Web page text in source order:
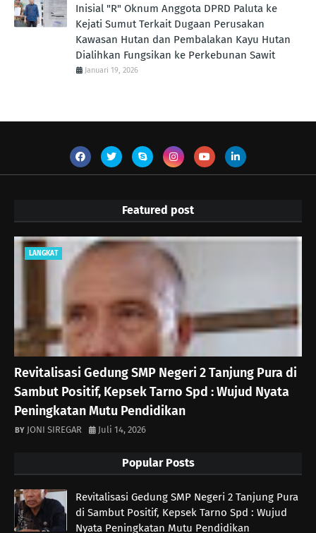
Inisial "R" Oknum Anggota DPRD Paluta ke
Kejati Sumut Terkait Dugaan Perusakan
Kawasan Hutan dan Pembalakan Kayu Hutan
Dialihkan Fungsikan ke Perkebunan Sawit
Januari 19, 2026
Featured post
LANGKAT
Revitalisasi Gedung SMP Negeri 2 Tanjung Pura di
Sambut Positif, Kepsek Tarno Spd : Wujud Nyata
Peningkatan Mutu Pendidikan
JONI SIREGAR Juli 14, 2026
Popular Posts
Revitalisasi Gedung SMP Negeri 2 Tanjung Pura
di Sambut Positif, Kepsek Tarno Spd : Wujud
Nyata Peningkatan Mutu Pendidikan